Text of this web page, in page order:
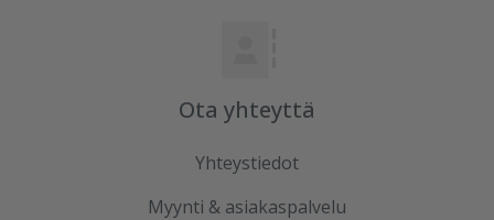
Ota yhteyttä
Yhteystiedot
Myynti & asiakaspalvelu